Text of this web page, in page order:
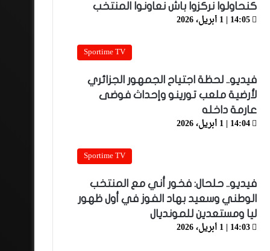
كنحاولوا نركزوا باش نعاونوا المنتخب
14:05 | 1 أبريل، 2026
Sportime TV
فيديو.. لحظة اجتياح الجمهور الجزائري
لأرضية ملعب تورينو وإحداث فوضى
عارمة داخله
14:04 | 1 أبريل، 2026
Sportime TV
فيديو.. حلحال: فخور أني مع المنتخب
الوطني وسعيد بهاد الفوز في أول ظهور
ليا ومستعدين للمونديال
14:03 | 1 أبريل، 2026